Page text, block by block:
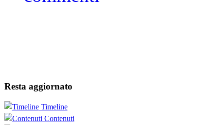
Resta aggiornato
Timeline
Contenuti